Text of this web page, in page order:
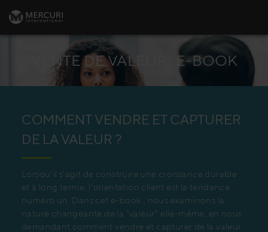
VENTE DE VALEUR : E-BOOK
COMMENT VENDRE ET CAPTURER
DE LA VALEUR ?
Lorsqu'il s'agit de construire une croissance durable
et à long terme, l'orientation client est la tendance
numéro un. Dans cet e-book , nous examinons la
nature changeante de la "valeur" elle-même, en nous
demandant comment vendre et capturer de la valeur